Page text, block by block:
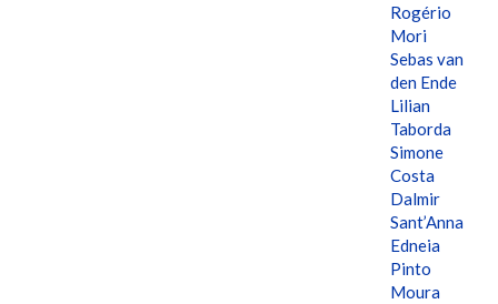
Rogério
Mori
Sebas van
den Ende
Lilian
Taborda
Simone
Costa
Dalmir
Sant’Anna
Edneia
Pinto
Moura